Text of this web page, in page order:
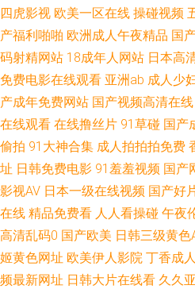
综合 国产V性交 久久伊人国产九九 性爱
豆花AV 操欧美女孩的穴 狠狠干日 欧美
看91视频 午夜福利肏屄视频 91自产精品
天天干网址 91九色绿帽夫妻 成人微拍福
利天堂91 久久精品观看 日韩欧美色 中文
爱啪啪在线 网站美女色色欧美 超碰99青
碰艹人人艹 国产精品九九 欧美肏屄色片
四虎影视 欧美一区在线 操碰视频
产福利啪啪 欧洲成人午夜精品 国
码射精网站 18成年人网站 日本高
免费电影在线观看 亚洲ab 成人少
产成年免费网站 国产视频高清在线
在线观看 在线撸丝片 91草碰 国产
偷拍 91大神合集 成人拍拍拍免费
址 日韩免费电影 91羞羞视频 国产
影视AV 日本一级在线视频 国产好
在线 精品免费看 人人看操碰 午夜
高清乱码0 国产欧美 日韩三级黄色
姬黄色网址 欧美伊人影院 丁香成
频最新网址 日韩大片在线看 久久